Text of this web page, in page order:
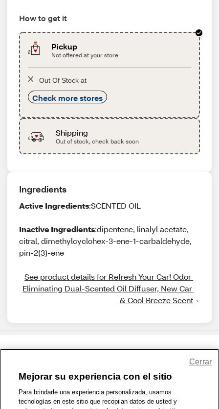
How to get it
Pickup
Not offered at your store
Out Of Stock at
Check more stores
Shipping
Out of stock, check back soon
Ingredients
Active Ingredients:SCENTED OIL
Inactive Ingredients:dipentene, linalyl acetate,
citral, dimethylcyclohex-3-ene-1-carbaldehyde,
pin-2(3)-ene
See product details for Refresh Your Car! Odor
Eliminating Dual-Scented Oil Diffuser, New Car
& Cool Breeze Scent
1-800-679-9691 | Contáctenos | Términos de Uso | Accesibilidad
Política de Privacidad | WA Privacy Policy | Mapa del sitio
Mejorar su experiencia con el sitio
Para brindarle una experiencia personalizada, usamos
tecnologías en este sitio que recopilan datos de usted y
Cerrar